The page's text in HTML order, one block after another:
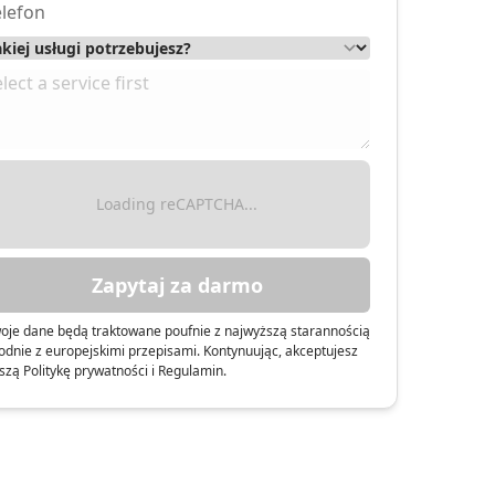
W.Gutkowski, I.Gutkowska Sp.J.
Loading reCAPTCHA...
Zapytaj za darmo
dane będą traktowane poufnie z najwyższą starannością
z europejskimi przepisami. Kontynuując, akceptujesz
Politykę prywatności i Regulamin.